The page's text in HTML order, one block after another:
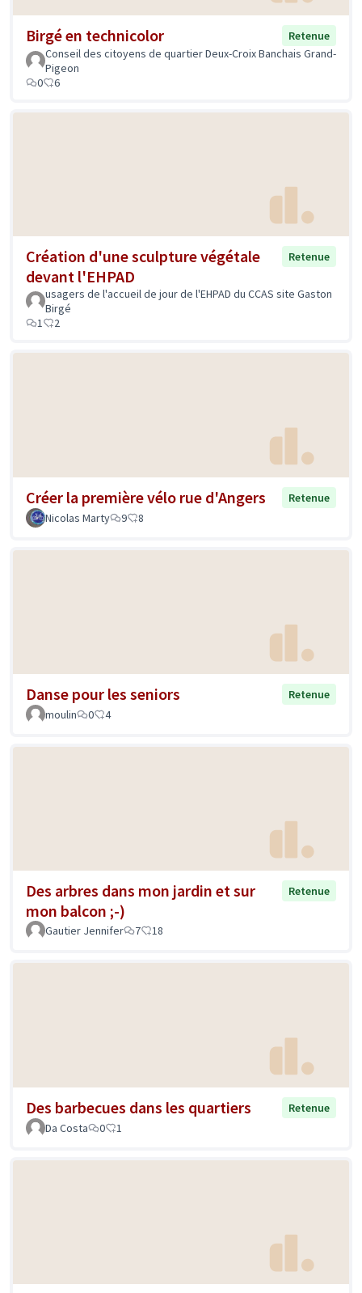
Birgé en technicolor
Retenue
Conseil des citoyens de quartier Deux-Croix Banchais Grand-
Pigeon
0
6
Création d'une sculpture végétale
devant l'EHPAD
Retenue
usagers de l'accueil de jour de l'EHPAD du CCAS site Gaston
Birgé
1
2
Créer la première vélo rue d'Angers
Retenue
Nicolas Marty
9 8
Danse pour les seniors
Retenue
moulin
0 4
Des arbres dans mon jardin et sur
mon balcon ;-)
Retenue
Gautier Jennifer 7 18
Des barbecues dans les quartiers
Retenue
Da Costa
0 1